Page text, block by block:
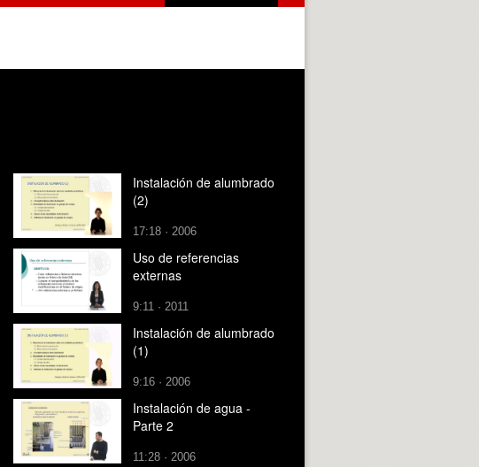
Instalación de alumbrado
(2)
17:18 · 2006
Uso de referencias
externas
9:11 · 2011
Instalación de alumbrado
(1)
9:16 · 2006
Instalación de agua -
Parte 2
11:28 · 2006